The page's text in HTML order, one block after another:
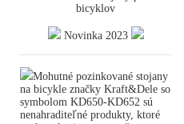
bicyklov
Novinka 2023
Mohutné pozinkované stojany
na bicykle značky Kraft&Dele so
symbolom KD650-KD652 sú
nenahraditeľné produkty, ktoré